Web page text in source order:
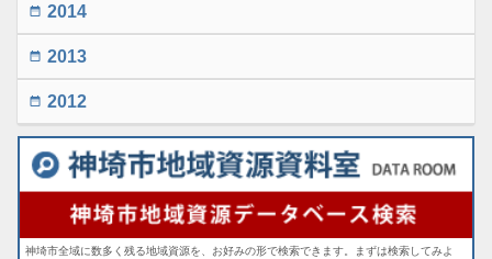
date_range 2014
date_range 2013
date_range 2012
神埼市全域に数多く残る地域資源を、お好みの形で検索できます。まずは検索してみよ